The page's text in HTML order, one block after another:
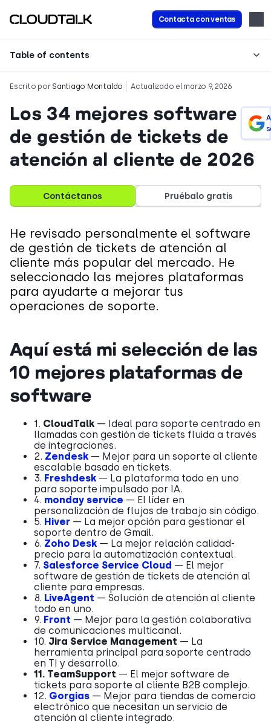
Contacta con ventas
Table of contents
Escrito por Santiago Montaldo Actualizado el marzo 9, 2026
Los 34 mejores software
de gestión de tickets de
atención al cliente de 2026
Contáctanos Pruébalo gratis
He revisado personalmente el software
de gestión de tickets de atención al
cliente más popular del mercado. He
seleccionado las mejores plataformas
para ayudarte a mejorar tus
operaciones de soporte.
Aquí está mi selección de las
10 mejores plataformas de
software
1. CloudTalk — Ideal para soporte centrado en
llamadas con gestión de tickets fluida a través
de integraciones.
2. Zendesk — Mejor para un soporte al cliente
escalable basado en tickets.
3. Freshdesk — La plataforma todo en uno
para soporte impulsado por IA.
4. monday service — El líder en
personalización de flujos de trabajo sin código.
5. Hiver — La mejor opción para gestionar el
soporte dentro de Gmail.
6. Zoho Desk — La mejor relación calidad-
precio para la automatización contextual.
7. Salesforce Service Cloud — El mejor
software de gestión de tickets de atención al
cliente para empresas.
8. LiveAgent — Solución de atención al cliente
todo en uno.
9. Front — Mejor para la gestión colaborativa
de comunicaciones multicanal.
10. Jira Service Management — La
herramienta principal para soporte centrado
en TI y desarrollo.
11. TeamSupport — El mejor software de
tickets para soporte al cliente B2B complejo.
12. Gorgias — Mejor para tiendas de comercio
electrónico que necesitan un servicio de
atención al cliente integrado.